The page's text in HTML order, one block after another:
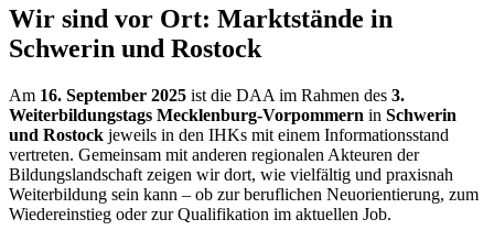
Wir sind vor Ort: Marktstände in
Schwerin und Rostock
Am 16. September 2025 ist die DAA im Rahmen des 3.
Weiterbildungstags Mecklenburg-Vorpommern in Schwerin
und Rostock jeweils in den IHKs mit einem Informationsstand
vertreten. Gemeinsam mit anderen regionalen Akteuren der
Bildungslandschaft zeigen wir dort, wie vielfältig und praxisnah
Weiterbildung sein kann – ob zur beruflichen Neuorientierung, zum
Wiedereinstieg oder zur Qualifikation im aktuellen Job.